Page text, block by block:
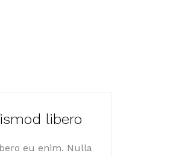
libero
eu enim. Nulla